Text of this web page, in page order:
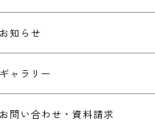
お知らせ
ギャラリー
お問い合わせ・資料請求